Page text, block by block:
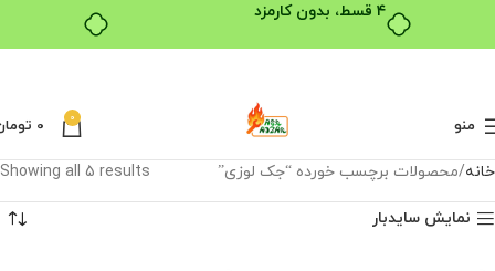
۴ قسط، بدون کارمزد
منو 0
0
خانه محصولات برچسب خورده “جک لوزی” Showing all 5 results
نمایش سایدبار